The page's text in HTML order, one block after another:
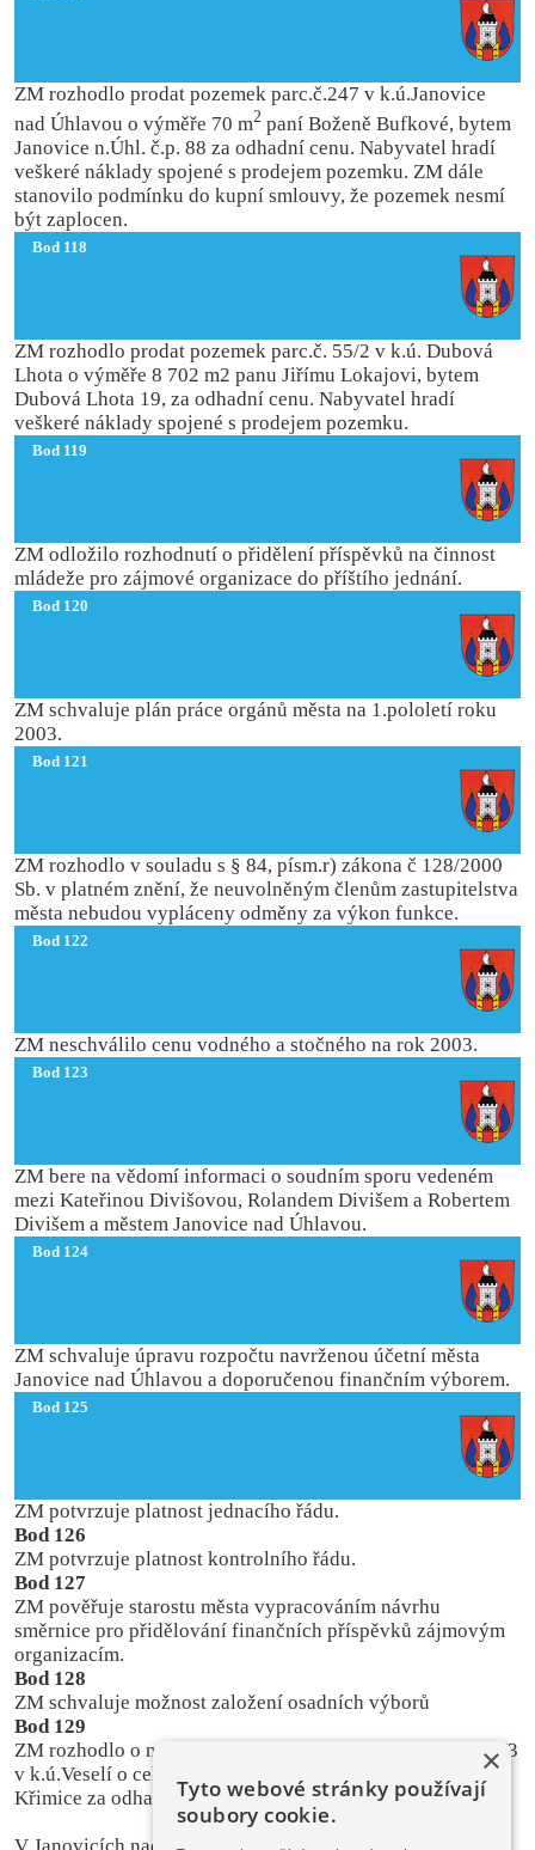
ZM rozhodlo prodat pozemek parc.č.247 v k.ú.Janovice
nad Úhlavou o výměře 70 m2 paní Boženě Bufkové, bytem
Janovice n.Úhl. č.p. 88 za odhadní cenu. Nabyvatel hradí
veškeré náklady spojené s prodejem pozemku. ZM dále
stanovilo podmínku do kupní smlouvy, že pozemek nesmí
být zaplocen.
Bod 118
ZM rozhodlo prodat pozemek parc.č. 55/2 v k.ú. Dubová
Lhota o výměře 8 702 m2 panu Jiřímu Lokajovi, bytem
Dubová Lhota 19, za odhadní cenu. Nabyvatel hradí
veškeré náklady spojené s prodejem pozemku.
Bod 119
ZM odložilo rozhodnutí o přidělení příspěvků na činnost
mládeže pro zájmové organizace do příštího jednání.
Bod 120
ZM schvaluje plán práce orgánů města na 1.pololetí roku
2003.
Bod 121
ZM rozhodlo v souladu s § 84, písm.r) zákona č 128/2000
Sb. v platném znění, že neuvolněným členům zastupitelstva
města nebudou vypláceny odměny za výkon funkce.
Bod 122
ZM neschválilo cenu vodného a stočného na rok 2003.
Bod 123
ZM bere na vědomí informaci o soudním sporu vedeném
mezi Kateřinou Divišovou, Rolandem Divišem a Robertem
Divišem a městem Janovice nad Úhlavou.
Bod 124
ZM schvaluje úpravu rozpočtu navrženou účetní města
Janovice nad Úhlavou a doporučenou finančním výborem.
Bod 125
ZM potvrzuje platnost jednacího řádu.
Bod 126
ZM potvrzuje platnost kontrolního řádu.
Bod 127
ZM pověřuje starostu města vypracováním návrhu
směrnice pro přidělování finančních příspěvků zájmovým
organizacím.
Bod 128
ZM schvaluje možnost založení osadních výborů
Bod 129
ZM rozhodlo o nákupu pozemků č.322/4, 325, 381/1, 381/3
v k.ú.Veselí o celkové rozloze 2 951 m2 od Státního statku
Křimice za odhadní cenu.
×
Tyto webové stránky používají
soubory cookie.